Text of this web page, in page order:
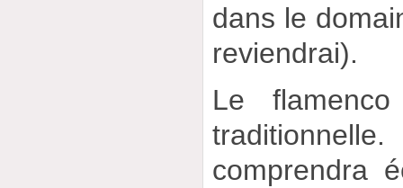
dans le
reviendrai).
Le
comprendra